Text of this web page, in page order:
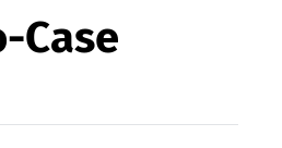
Case